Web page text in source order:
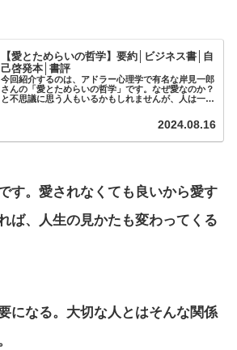
【愛とためらいの哲学】要約│ビジネス書│自
己啓発本│書評
今回紹介するのは、アドラー心理学で有名な岸見一郎
さんの「愛とためらいの哲学」です。なぜ愛なのか？
と不思議に思う人もいるかもしれませんが、人は一人
2024.08.16
す。愛されなくても良いから愛す
ば、人生の見かたも変わってくる
になる。大切な人とはそんな関係